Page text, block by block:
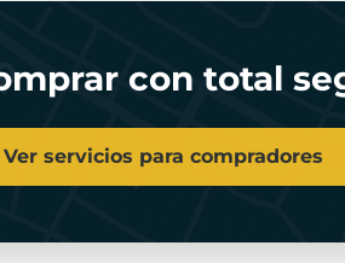
con total
servicios para compradores